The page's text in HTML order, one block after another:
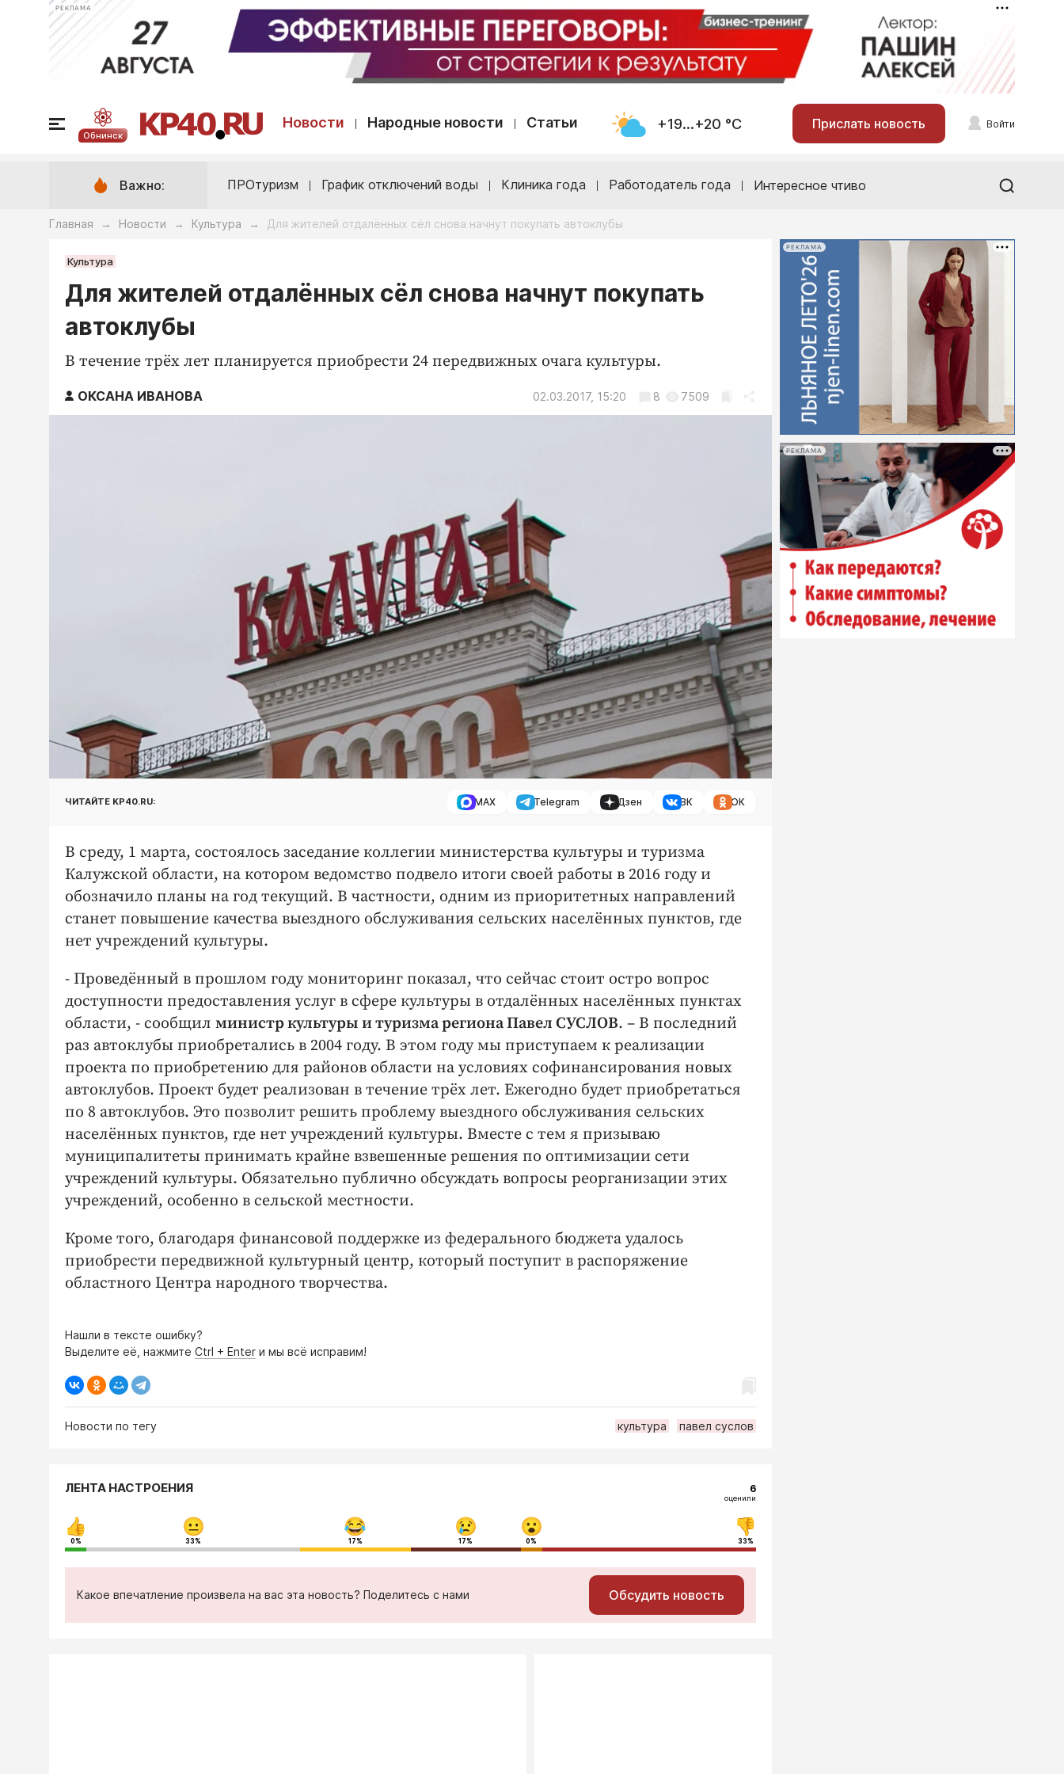
РЕКЛАМА
Обнинск
Новости Народные новости Статьи +19...+20 °С Прислать новость Войти
Важно: ПРОтуризм График отключений воды Клиника года Работодатель года Интересное чтиво
Главная → Новости → Культура → Для жителей отдалённых сёл снова начнут покупать автоклубы
Культура
Для жителей отдалённых сёл снова начнут покупать
автоклубы
В течение трёх лет планируется приобрести 24 передвижных очага культуры.
ОКСАНА ИВАНОВА 02.03.2017, 15:20 8 7509
ЧИТАЙТЕ KP40.RU: MAX Telegram Дзен ВК ОК
В среду, 1 марта, состоялось заседание коллегии министерства культуры и туризма
Калужской области, на котором ведомство подвело итоги своей работы в 2016 году и
обозначило планы на год текущий. В частности, одним из приоритетных направлений
станет повышение качества выездного обслуживания сельских населённых пунктов, где
нет учреждений культуры.
- Проведённый в прошлом году мониторинг показал, что сейчас стоит остро вопрос
доступности предоставления услуг в сфере культуры в отдалённых населённых пунктах
области, - сообщил министр культуры и туризма региона Павел СУСЛОВ. – В последний
раз автоклубы приобретались в 2004 году. В этом году мы приступаем к реализации
проекта по приобретению для районов области на условиях софинансирования новых
автоклубов. Проект будет реализован в течение трёх лет. Ежегодно будет приобретаться
по 8 автоклубов. Это позволит решить проблему выездного обслуживания сельских
населённых пунктов, где нет учреждений культуры. Вместе с тем я призываю
муниципалитеты принимать крайне взвешенные решения по оптимизации сети
учреждений культуры. Обязательно публично обсуждать вопросы реорганизации этих
учреждений, особенно в сельской местности.
Кроме того, благодаря финансовой поддержке из федерального бюджета удалось
приобрести передвижной культурный центр, который поступит в распоряжение
областного Центра народного творчества.
Нашли в тексте ошибку?
Выделите её, нажмите Ctrl + Enter и мы всё исправим!
Новости по тегу культура павел суслов
РЕКЛАМА
РЕКЛАМА
ЛЕНТА НАСТРОЕНИЯ 6
оценили
0% 33% 17% 17% 0% 33%
Какое впечатление произвела на вас эта новость? Поделитесь с нами Обсудить новость